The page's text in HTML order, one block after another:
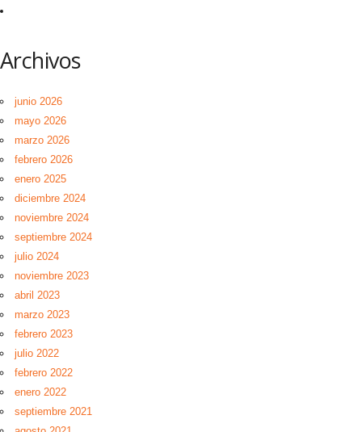
Archivos
junio 2026
mayo 2026
marzo 2026
febrero 2026
enero 2025
diciembre 2024
noviembre 2024
septiembre 2024
julio 2024
noviembre 2023
abril 2023
marzo 2023
febrero 2023
julio 2022
febrero 2022
enero 2022
septiembre 2021